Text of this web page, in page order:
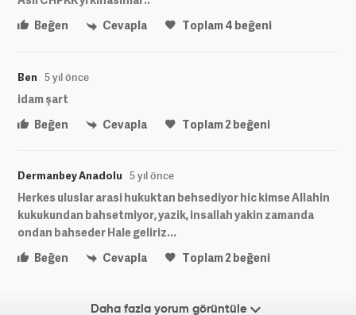
Beğen
Cevapla Toplam4 beğeni
Ben 5 yıl önce
idam şart
Beğen
Cevapla Toplam2 beğeni
Dermanbey Anadolu 5 yıl önce
Herkes uluslar arasi hukuktan behsediyor hic kimse Allahin
kukukundan bahsetmiyor, yazik, insallah yakin zamanda
ondan bahseder Hale geliriz...
Beğen
Cevapla Toplam2beğeni
Daha fazla yorum görüntüle